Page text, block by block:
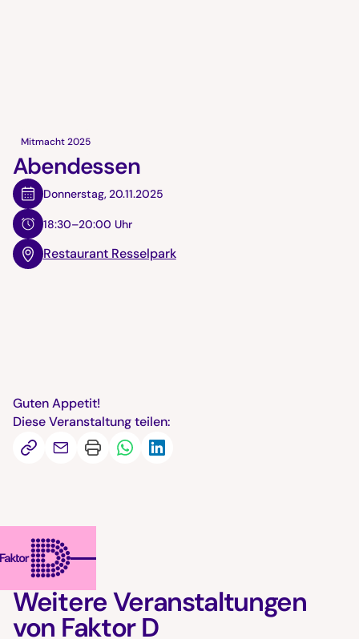
Mitmacht 2025
Abendessen
Donnerstag,20.11.2025
18:30–20:00 Uhr
Restaurant Resselpark
Guten Appetit!
Diese Veranstaltung teilen:
Weitere Veranstaltungen
von Faktor D